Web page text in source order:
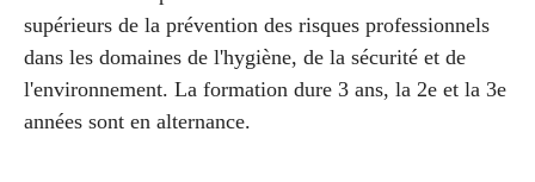
supérieurs de la prévention des risques professionnels
dans les domaines de l'hygiène, de la sécurité et de
l'environnement. La formation dure 3 ans, la 2e et la 3e
années sont en alternance.